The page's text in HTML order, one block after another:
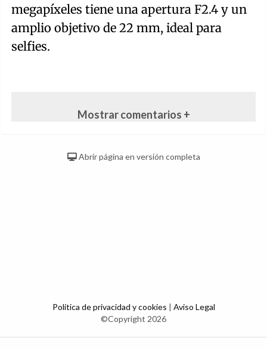
megapíxeles tiene una apertura F2.4 y un
amplio objetivo de 22 mm, ideal para
selfies.
Mostrar comentarios +
Abrir página en versión completa
Política de privacidad y cookies | Aviso Legal
©Copyright 2026